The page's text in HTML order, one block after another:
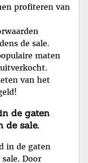
profiteren van
de sale.
maten
van het
de gaten
de sale.
in de gaten
Door